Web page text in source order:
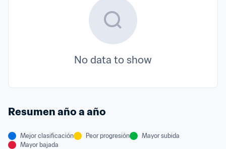
No data to show
Resumen año a año
Mejor clasificación Peor progresión
Mayor subida
Mayor bajada